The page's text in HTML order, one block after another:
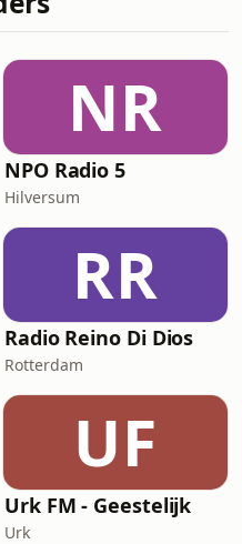
NR
NPO Radio 5
Hilversum
RR
Radio Reino Di Dios
Rotterdam
UF
Urk FM - Geestelijk
Urk